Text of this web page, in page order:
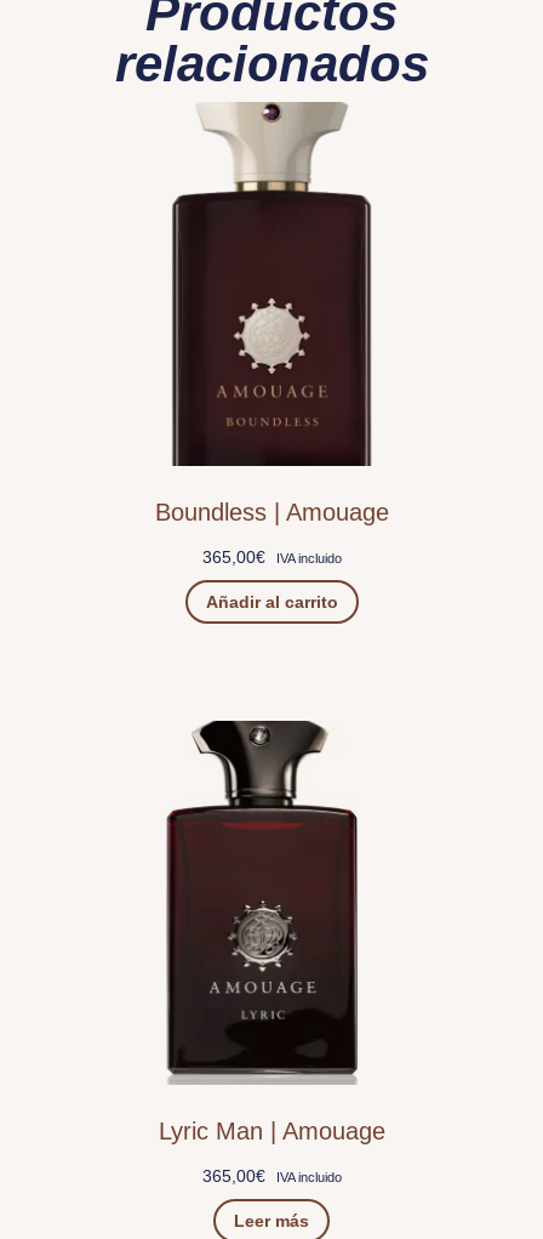
Productos
relacionados
Boundless | Amouage
365,00€ IVA incluido
Añadir al carrito
Lyric Man | Amouage
365,00€ IVA incluido
Leer más